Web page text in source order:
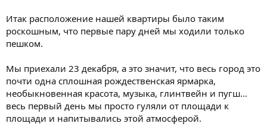
Итак расположение нашей квартиры было таким
роскошным, что первые пару дней мы ходили только
пешком.
Мы приехали 23 декабря, а это значит, что весь город это
почти одна сплошная рождественская ярмарка,
необыкновенная красота, музыка, глинтвейн и пугш…
весь первый день мы просто гуляли от площади к
площади и напитывались этой атмосферой.